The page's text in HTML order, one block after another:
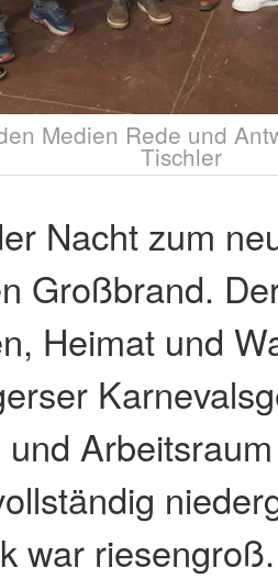
Medien Rede und
Tischler
Nacht zum
Großbrand.
Heimat und
war